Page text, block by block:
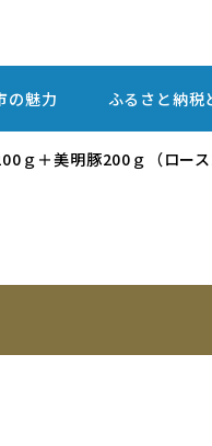
の魅力 ふるさと納税
ｇ＋美明豚200ｇ（ロース